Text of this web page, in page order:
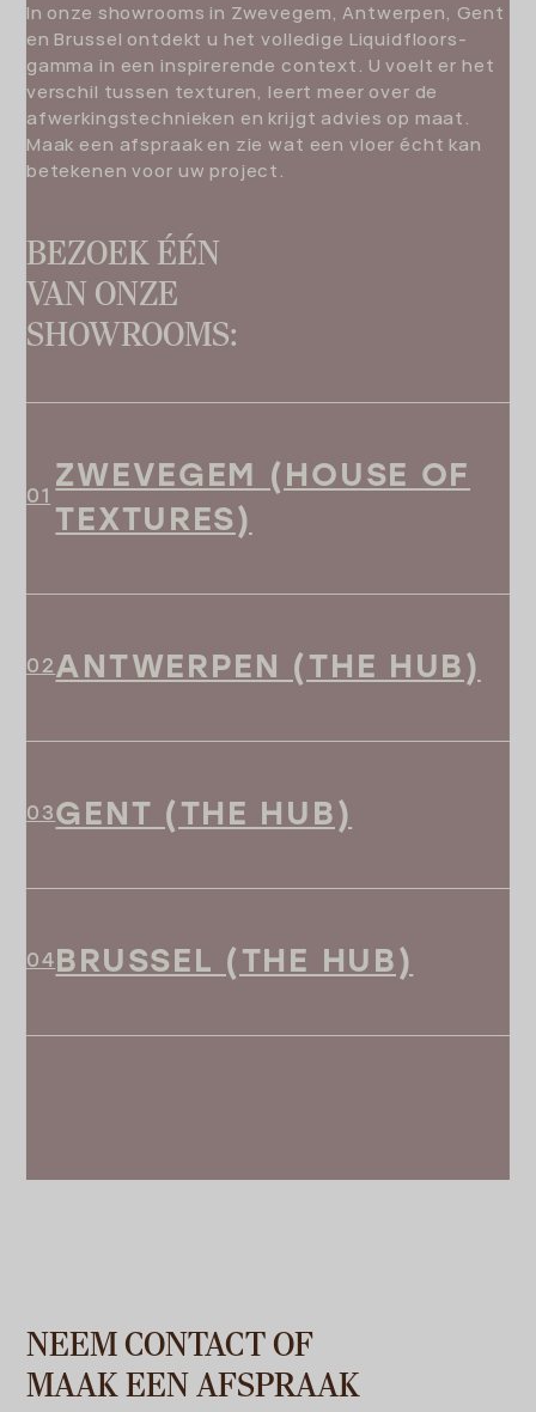
In onze showrooms in Zwevegem, Antwerpen, Gent
en Brussel ontdekt u het volledige Liquidfloors-
gamma in een inspirerende context. U voelt er het
verschil tussen texturen, leert meer over de
afwerkingstechnieken en krijgt advies op maat.
Maak een afspraak en zie wat een vloer écht kan
betekenen voor uw project.
BEZOEK ÉÉN
VAN ONZE
SHOWROOMS:
ZWEVEGEM (HOUSE OF
TEXTURES)
ANTWERPEN (THE HUB)
GENT (THE HUB)
BRUSSEL (THE HUB)
NEEM CONTACT OF
MAAK EEN AFSPRAAK